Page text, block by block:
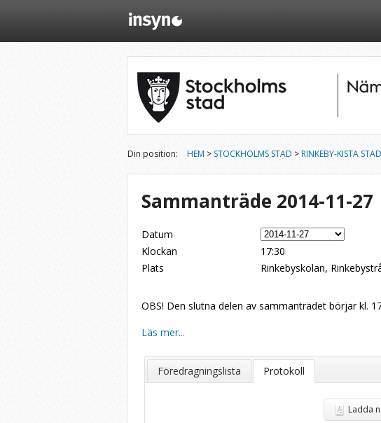
Din position: HEM > STOCKHOLMS STAD >RINKEBY-KISTA
Sammanträde 2014-11-27
Datum
Klockan
17:30
Plats
Rinkebyskolan,
OBS! Den slutna delen av sammanträdet börjar kl.
Läs mer...
Föredragningslista Protokoll
Ladda